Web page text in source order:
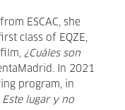
ESCAC, she
class of EQZE,
¿Cuáles son
In 2021
program, in
Este lugar y no